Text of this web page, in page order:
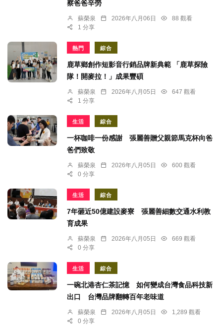
察爸爸辛勞
蘇榮泉 2026年八月06日
88 觀看
1 分享
熱門 綜合
鹿草鄉創作短影音行銷品牌新典範 「鹿草探險
隊！開麥拉！」成果豐碩
蘇榮泉 2026年八月05日
647 觀看
1 分享
生活 綜合
一杯咖啡一份感謝 張麗善贈父親節馬克杯向爸
爸們致敬
蘇榮泉 2026年八月05日
600 觀看
0 分享
生活 綜合
7年砸近50億建設麥寮 張麗善細數交通水利教
育成果
蘇榮泉 2026年八月05日
669 觀看
0 分享
生活 綜合
一碗北港杏仁茶記憶 如何變成台灣食品科技新
出口 台灣品牌翻轉百年老味道
蘇榮泉 2026年八月05日
1,289 觀看
0 分享